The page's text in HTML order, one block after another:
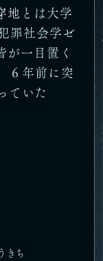
地とは大学
罪社会学ゼ
が一目置く
６年前に突
ていた
きち